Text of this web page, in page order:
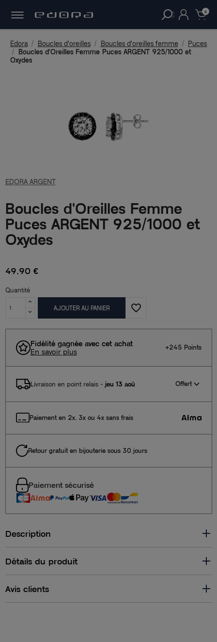
clear 0
Edora Boucles d'oreilles Boucles d'oreilles femme
Puces
Boucles d'Oreilles Femme Puces ARGENT 925/1000 et
Oxydes
EDORA ARGENT
Boucles d'Oreilles Femme
Puces ARGENT 925/1000 et
Oxydes
49,90 €
Quantité
AJOUTER AU PANIER favorite_border
Fidélité gagnée avec cet achat
En savoir plus
+245 Points
Livraison en point relais- jeu 13 aoû Offert
Paiement en 2x, 3x ou 4x sans frais
Retour gratuit en bijouterie sous 30 jours
Paiement sécurisé
Description
Détails du produit
Avis clients